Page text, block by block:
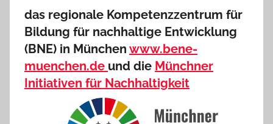
das regionale Kompetenzzentrum für
Bildung für nachhaltige Entwicklung
(BNE) in München www.bene-
muenchen.de und die Münchner
Initiativen für Nachhaltigkeit